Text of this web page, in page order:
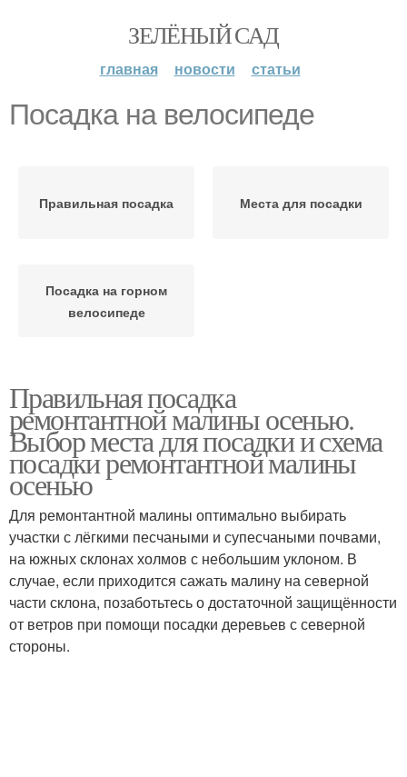
ЗЕЛЁНЫЙ САД
главная новости статьи
Посадка на велосипеде
Правильная посадка Места для посадки
Посадка на горном
велосипеде
Правильная посадка
ремонтантной малины осенью.
Выбор места для посадки и схема
посадки ремонтантной малины
осенью
Для ремонтантной малины оптимально выбирать
участки с лёгкими песчаными и супесчаными почвами,
на южных склонах холмов с небольшим уклоном. В
случае, если приходится сажать малину на северной
части склона, позаботьтесь о достаточной защищённости
от ветров при помощи посадки деревьев с северной
стороны.